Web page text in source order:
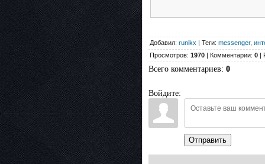
Добавил: runikx | Теги: messenger,
Просмотров: 1970 | Комментарии: 0 |
Всего комментариев: 0
Войдите:
Отправить